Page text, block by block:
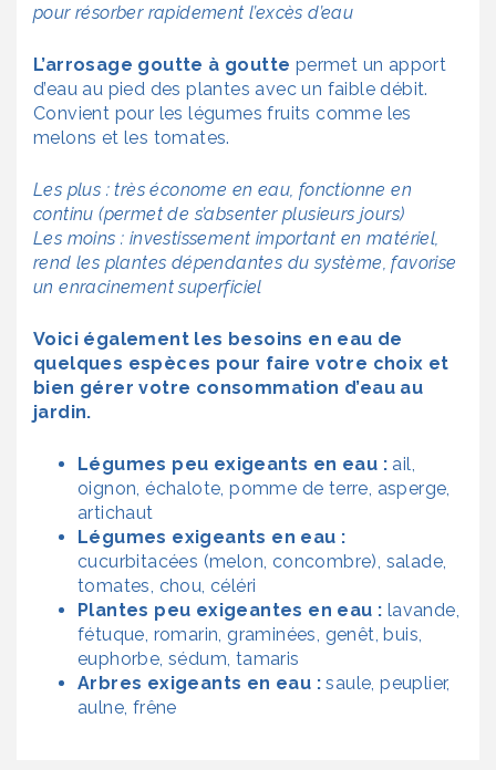
pour résorber rapidement l’excès d’eau
L’arrosage goutte à goutte permet un apport
d’eau au pied des plantes avec un faible débit.
Convient pour les légumes fruits comme les
melons et les tomates.
Les plus : très économe en eau, fonctionne en
continu (permet de s’absenter plusieurs jours)
Les moins : investissement important en matériel,
rend les plantes dépendantes du système, favorise
un enracinement superficiel
Voici également les besoins en eau de
quelques espèces pour faire votre choix et
bien gérer votre consommation d’eau au
jardin.
Légumes peu exigeants en eau : ail,
oignon, échalote, pomme de terre, asperge,
artichaut
Légumes exigeants en eau :
cucurbitacées (melon, concombre), salade,
tomates, chou, céléri
Plantes peu exigeantes en eau : lavande,
fétuque, romarin, graminées, genêt, buis,
euphorbe, sédum, tamaris
Arbres exigeants en eau : saule, peuplier,
aulne, frêne